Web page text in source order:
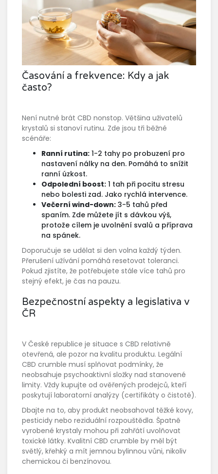
Časování a frekvence: Kdy a jak
často?
Není nutné brát CBD nonstop. Většina uživatelů
krystalů si stanoví rutinu. Zde jsou tři běžné
scénáře:
Ranní rutina: 1-2 tahy po probuzení pro
nastavení nálky na den. Pomáhá to snížit
ranní úzkost.
Odpolední boost: 1 tah při pocitu stresu
nebo bolesti zad. Jako rychlá intervence.
Večerní wind-down: 3-5 tahů před
spaním. Zde můžete jít s dávkou výš,
protože cílem je uvolnění svalů a příprava
na spánek.
Doporučuje se udělat si den volna každý týden.
Přerušení užívání pomáhá resetovat toleranci.
Pokud zjistíte, že potřebujete stále více tahů pro
stejný efekt, je čas na pauzu.
Bezpečnostní aspekty a legislativa v
ČR
V České republice je situace s CBD relativně
otevřená, ale pozor na kvalitu produktu. Legální
CBD crumble musí splňovat podmínky, že
neobsahuje psychoaktivní složky nad stanovené
limity. Vždy kupujte od ověřených prodejců, kteří
poskytují laboratorní analýzy (certifikáty o čistotě).
Dbajte na to, aby produkt neobsahoval těžké kovy,
pesticidy nebo reziduální rozpouštědla. Špatně
vyrobené krystaly mohou při zahřátí uvolňovat
toxické látky. Kvalitní CBD crumble by měl být
světlý, křehký a mít jemnou bylinnou vůni, nikoliv
chemickou či benzínovou.